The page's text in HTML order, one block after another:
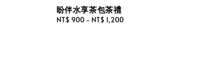
盼伴水享茶包茶禮
Regular
NT$ 900- NT$ 1,200